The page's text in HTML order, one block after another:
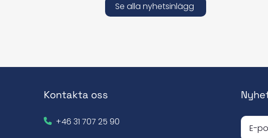
Se alla nyhetsinlägg
Kontakta oss
+46 31 707 25 90